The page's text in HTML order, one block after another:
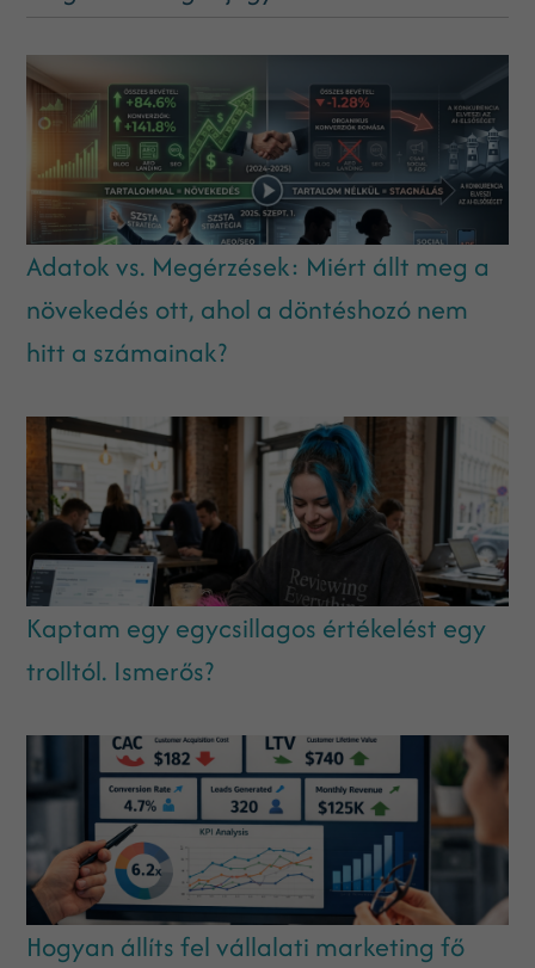
Adatok vs. Megérzések: Miért állt meg a
növekedés ott, ahol a döntéshozó nem
hitt a számainak?
Kaptam egy egycsillagos értékelést egy
trolltól. Ismerős?
Hogyan állíts fel vállalati marketing fő